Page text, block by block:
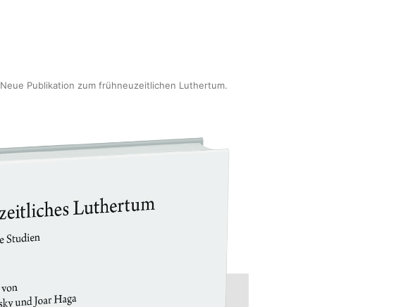
Neue Publikation zum frühneuzeitlichen Luthertum.